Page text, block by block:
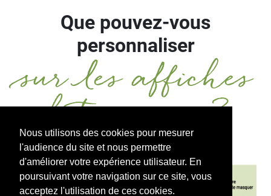
Nous utilisons des cookies pour mesurer
l'audience du site et nous permettre
d'améliorer votre expérience utilisateur. En
poursuivant votre navigation sur ce site, vous
acceptez l'utilisation de ces cookies.
Que pouvez-vous
personnaliser
sur les affiches
botaniques ?